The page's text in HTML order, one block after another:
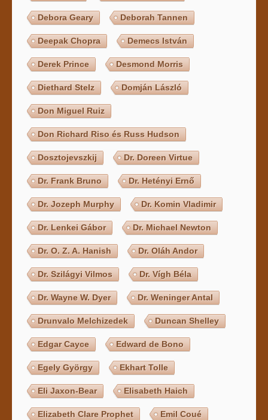
Debora Geary Deborah Tannen
Deepak Chopra Demecs István
Derek Prince Desmond Morris
Diethard Stelz Domján László
Don Miguel Ruiz
Don Richard Riso és Russ Hudson
Dosztojevszkij Dr. Doreen Virtue
Dr. Frank Bruno Dr. Hetényi Ernő
Dr. Jozeph Murphy Dr. Komin Vladimir
Dr. Lenkei Gábor Dr. Michael Newton
Dr. O. Z. A. Hanish Dr. Oláh Andor
Dr. Szilágyi Vilmos Dr. Vígh Béla
Dr. Wayne W. Dyer Dr. Weninger Antal
Drunvalo Melchizedek Duncan Shelley
Edgar Cayce Edward de Bono
Egely György Ekhart Tolle
Eli Jaxon-Bear Elisabeth Haich
Elizabeth Clare Prophet Emil Coué